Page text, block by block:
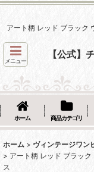
アート柄 レッド ブラック
メニュー
【公式】
ホーム 商品カテゴリ
ホーム > ヴィンテージワン
> アート柄 レッド ブラッ
ス